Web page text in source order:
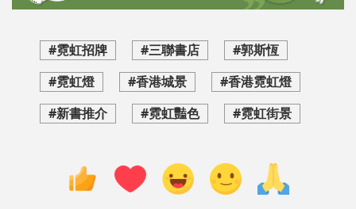
#霓虹招牌 #三聯書店
#郭斯恆
#霓虹燈
#香港城景
#香港霓虹燈
#新書推介
#霓虹豔色 #霓虹街景